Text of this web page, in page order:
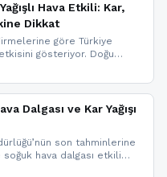
Hava Etkili: Kar,
Dikkat
göre Türkiye
gösteriyor. Doğu
beklenirken Marmara ve
İç kesimlerde sis ve pus
azalma
Dalgası ve Kar Yağışı
son tahminlerine
hava dalgası etkili
ve buzlanma uyarısı